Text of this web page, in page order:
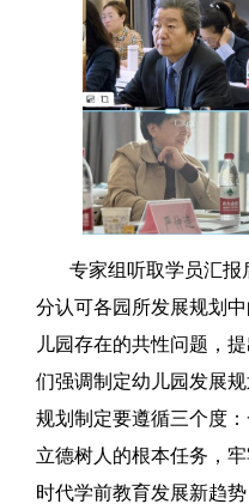
专家组听取学员汇报
分认可各园所发展规划
儿园存在的共性问题，
们强调制定幼儿园发展
规划制定要遵循三个度
立德树人的根本任务，
时代学前教育发展新趋